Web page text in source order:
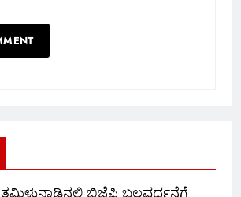
ತಮಿಳುನಾಡಿನಲ್ಲಿ ಬಿಜೆಪಿ ಬಲವರ್ಧನೆಗೆ